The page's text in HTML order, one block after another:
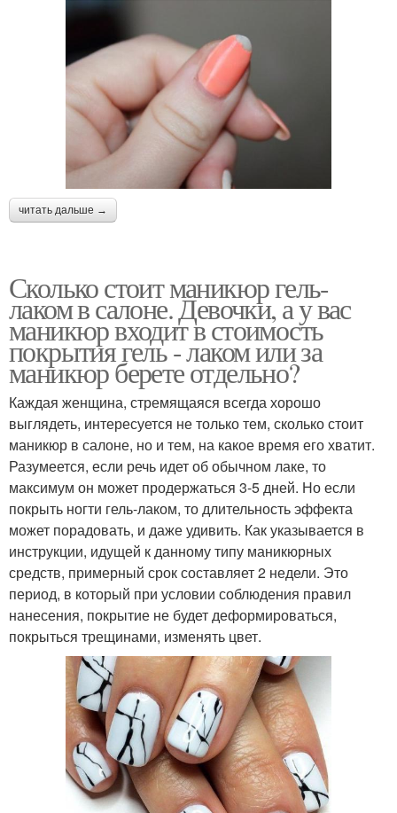
читать дальше →
Сколько стоит маникюр гель-
лаком в салоне. Девочки, а у вас
маникюр входит в стоимость
покрытия гель - лаком или за
маникюр берете отдельно?
Каждая женщина, стремящаяся всегда хорошо
выглядеть, интересуется не только тем, сколько стоит
маникюр в салоне, но и тем, на какое время его хватит.
Разумеется, если речь идет об обычном лаке, то
максимум он может продержаться 3-5 дней. Но если
покрыть ногти гель-лаком, то длительность эффекта
может порадовать, и даже удивить. Как указывается в
инструкции, идущей к данному типу маникюрных
средств, примерный срок составляет 2 недели. Это
период, в который при условии соблюдения правил
нанесения, покрытие не будет деформироваться,
покрыться трещинами, изменять цвет.